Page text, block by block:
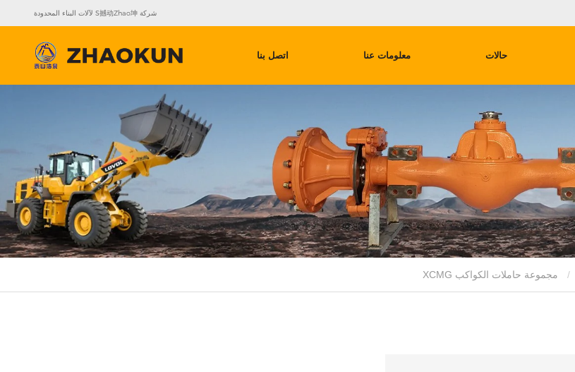
شركة S撼动Zhao坤 لآلات البناء المحدودة
حالات معلومات عنا اتصل بنا